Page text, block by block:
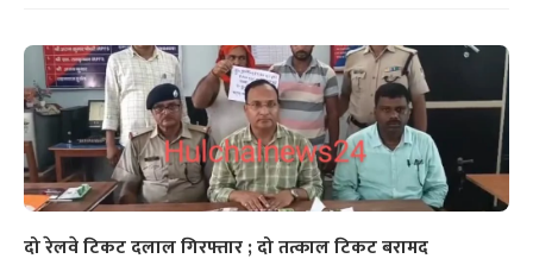
दो रेलवे टिकट दलाल गिरफ्तार ; दो तत्काल टिकट बरामद